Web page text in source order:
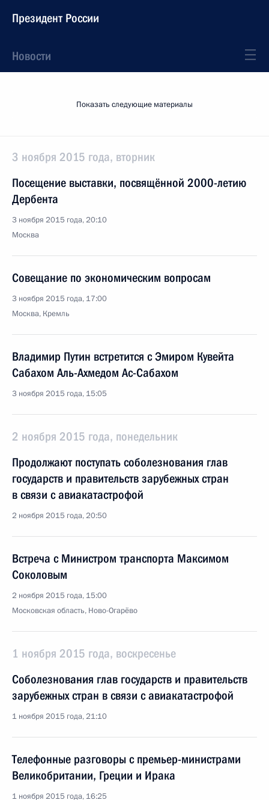
Президент России
Новости
Показать следующие материалы
3 ноября 2015 года, вторник
Посещение выставки, посвящённой 2000-летию
Дербента
3 ноября 2015 года, 20:10
Москва
Совещание по экономическим вопросам
3 ноября 2015 года, 17:00
Москва, Кремль
Владимир Путин встретится с Эмиром Кувейта
Сабахом Аль-Ахмедом Ас-Сабахом
3 ноября 2015 года, 15:05
2 ноября 2015 года, понедельник
Продолжают поступать соболезнования глав
государств и правительств зарубежных стран
в связи с авиакатастрофой
2 ноября 2015 года, 20:50
Встреча с Министром транспорта Максимом
Соколовым
2 ноября 2015 года, 15:00
Московская область, Ново-Огарёво
1 ноября 2015 года, воскресенье
Соболезнования глав государств и правительств
зарубежных стран в связи с авиакатастрофой
1 ноября 2015 года, 21:10
Телефонные разговоры с премьер-министрами
Великобритании, Греции и Ирака
1 ноября 2015 года, 16:25